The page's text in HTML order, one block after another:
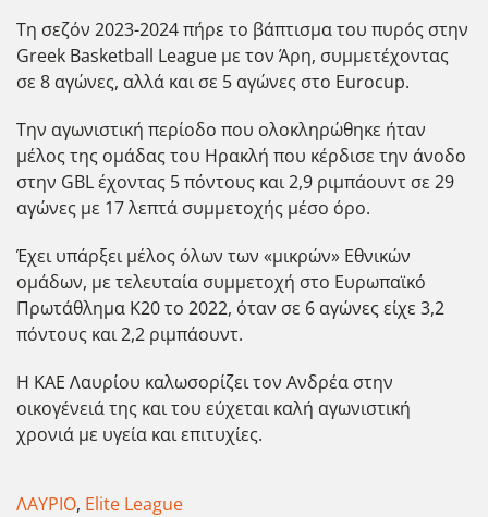
Τη σεζόν 2023-2024 πήρε το βάπτισμα του πυρός στην
Greek Basketball League με τον Άρη, συμμετέχοντας
σε 8 αγώνες, αλλά και σε 5 αγώνες στο Eurocup.
Την αγωνιστική περίοδο που ολοκληρώθηκε ήταν
μέλος της ομάδας του Ηρακλή που κέρδισε την άνοδο
στην GBL έχοντας 5 πόντους και 2,9 ριμπάουντ σε 29
αγώνες με 17 λεπτά συμμετοχής μέσο όρο.
Έχει υπάρξει μέλος όλων των «μικρών» Εθνικών
ομάδων, με τελευταία συμμετοχή στο Ευρωπαϊκό
Πρωτάθλημα Κ20 το 2022, όταν σε 6 αγώνες είχε 3,2
πόντους και 2,2 ριμπάουντ.
Η ΚΑΕ Λαυρίου καλωσορίζει τον Ανδρέα στην
οικογένειά της και του εύχεται καλή αγωνιστική
χρονιά με υγεία και επιτυχίες.
ΛΑΥΡΙΟ, Elite League